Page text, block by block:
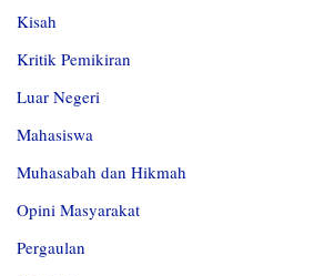
Kisah
Kritik Pemikiran
Luar Negeri
Mahasiswa
Muhasabah dan Hikmah
Opini Masyarakat
Pergaulan